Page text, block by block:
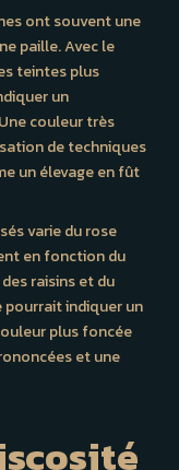
ont souvent une
paille. Avec le
teintes plus
un
couleur très
de techniques
un élevage en fût
varie du rose
en fonction du
raisins et du
pourrait indiquer un
plus foncée
et une